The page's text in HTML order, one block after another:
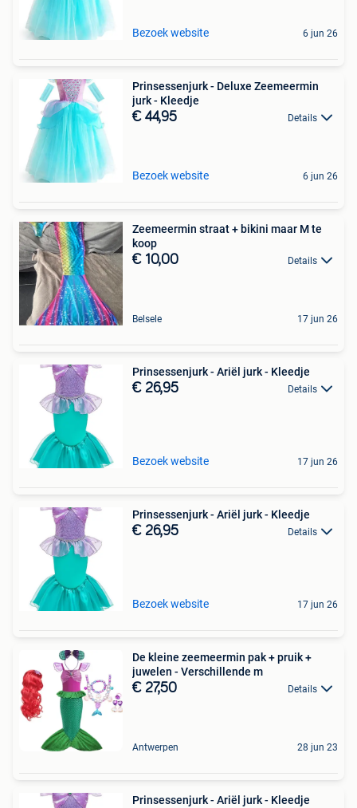
Bezoek website 6 jun 26
Prinsessenjurk - Deluxe Zeemeermin
jurk - Kleedje
€ 44,95 Details
Bezoek website 6 jun 26
Zeemeermin straat + bikini maar M te
koop
€ 10,00 Details
Belsele 17 jun 26
Prinsessenjurk - Ariël jurk - Kleedje
€ 26,95 Details
Bezoek website 17 jun 26
Prinsessenjurk - Ariël jurk - Kleedje
€ 26,95 Details
Bezoek website 17 jun 26
De kleine zeemeermin pak + pruik +
juwelen - Verschillende m
€ 27,50 Details
Antwerpen 28 jun 23
Prinsessenjurk - Ariël jurk - Kleedje